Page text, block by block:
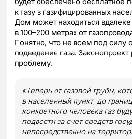
к газу в газифицированных
Дом может находиться
в 100–200 метрах от
Понятно, что не всем под силу
подведение газа. Законопроект
проблему.
«Теперь от газовой трубы,
в населенный пункт, до
конкретного человека газ
подвести за счет средств
непосредственно на